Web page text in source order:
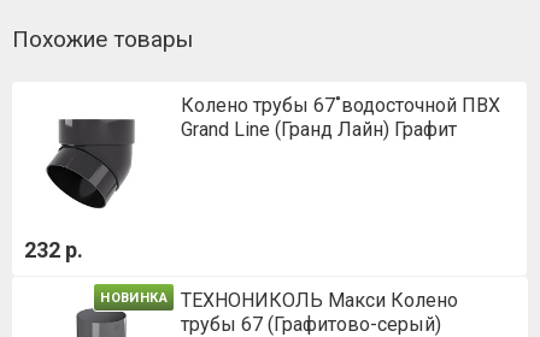
Похожие товары
Колено трубы 67˚водосточной ПВХ
Grand Line (Гранд Лайн) Графит
232 р.
НОВИНКА
ТЕХНОНИКОЛЬ Макси Колено
трубы 67 (Графитово-серый)